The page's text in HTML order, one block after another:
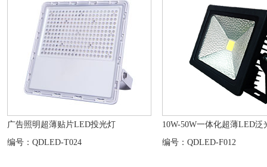
广告照明超薄贴片LED投光灯
编号：QDLED-T024
10W-50W一体化超薄LED泛
编号：QDLED-F012